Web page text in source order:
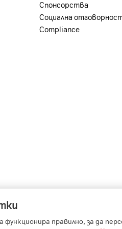
Спонсорства
Социална
Compliance
- A1 Serbia
Copyright ©
правилно, за да